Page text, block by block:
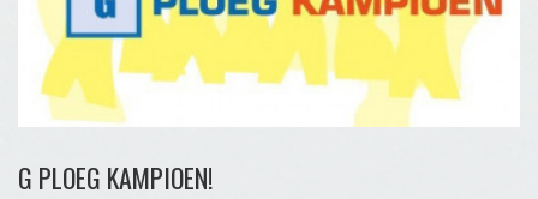
G PLOEG KAMPIOEN!